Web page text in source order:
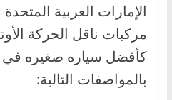
الإمارات العربية
مركبات ناقل الحركة
كأفضل سياره صغيره في
بالمواصفات التالية: